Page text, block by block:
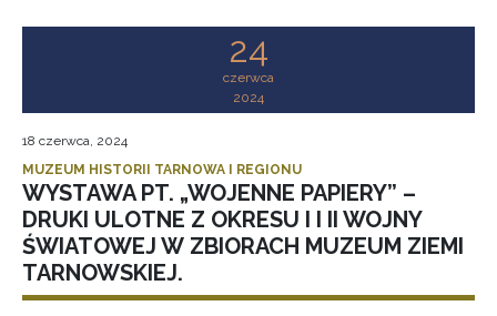
24
czerwca
2024
18 czerwca, 2024
MUZEUM HISTORII TARNOWA I REGIONU
WYSTAWA PT. „WOJENNE PAPIERY” –
DRUKI ULOTNE Z OKRESU I I II WOJNY
ŚWIATOWEJ W ZBIORACH MUZEUM ZIEMI
TARNOWSKIEJ.